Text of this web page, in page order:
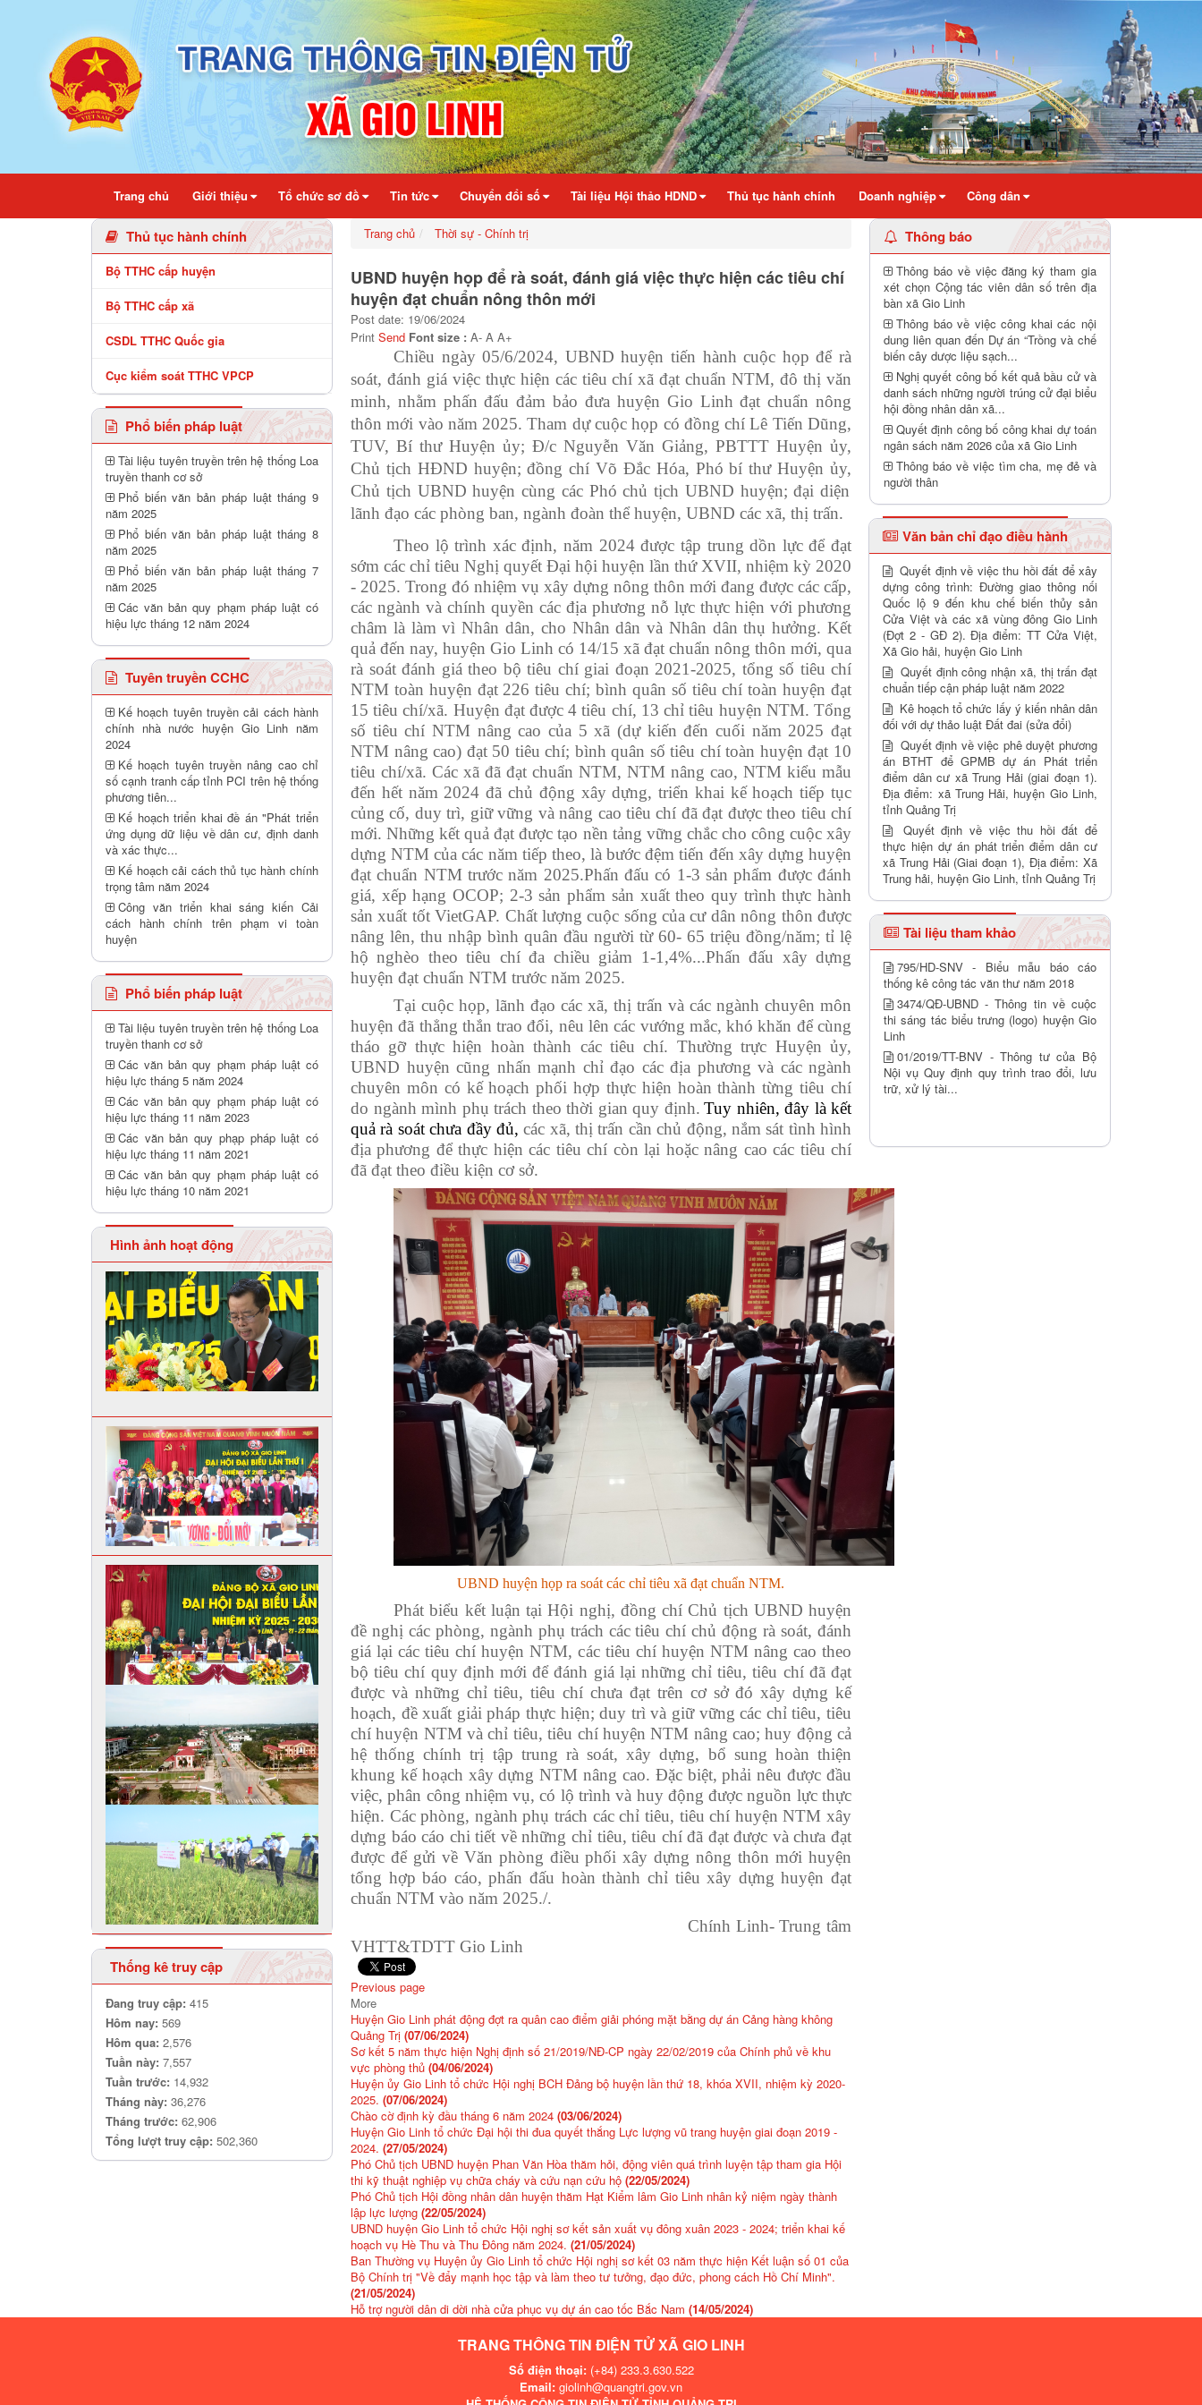
Chi tiết bài viết - Xã Gio Linh
Trang chủ Giới thiệu Tổ chức sơ đồ Tin tức Chuyển đổi số Tài liệu Hội thảo HDND Thủ tục hành chính Doanh nghiệp Công dân
Thủ tục hành chính
Bộ TTHC cấp huyện
Bộ TTHC cấp xã
CSDL TTHC Quốc gia
Cục kiểm soát TTHC VPCP
Phổ biến pháp luật
Tài liệu tuyên truyền trên hệ thống Loa
truyền thanh cơ sở
Phổ biến văn bản pháp luật tháng 9
năm 2025
Phổ biến văn bản pháp luật tháng 8
năm 2025
Phổ biến văn bản pháp luật tháng 7
năm 2025
Các văn bản quy phạm pháp luật có
hiệu lực tháng 12 năm 2024
Tuyên truyền CCHC
Kế hoạch tuyên truyền cải cách hành
chính nhà nước huyện Gio Linh năm
2024
Kế hoạch tuyên truyền nâng cao chỉ
số cạnh tranh cấp tỉnh PCI trên hệ thống
phương tiên...
Kế hoạch triển khai đề án "Phát triển
ứng dụng dữ liệu về dân cư, định danh
và xác thực...
Kế hoạch cải cách thủ tục hành chính
trọng tâm năm 2024
Công văn triển khai sáng kiến Cải
cách hành chính trên phạm vi toàn
huyện
Phổ biến pháp luật
Tài liệu tuyên truyền trên hệ thống Loa
truyền thanh cơ sở
Các văn bản quy phạm pháp luật có
hiệu lực tháng 5 năm 2024
Các văn bản quy phạm pháp luật có
hiệu lực tháng 11 năm 2023
Các văn bản quy phạp pháp luật có
hiệu lực tháng 11 năm 2021
Các văn bản quy phạm pháp luật có
hiệu lực tháng 10 năm 2021
Hình ảnh hoạt động
Thống kê truy cập
Đang truy cập: 415
Hôm nay: 569
Hôm qua: 2,576
Tuần này: 7,557
Tuần trước: 14,932
Tháng này: 36,276
Tháng trước: 62,906
Tổng lượt truy cập: 502,360
Trang chủ Thời sự - Chính trị
UBND huyện họp để rà soát, đánh giá việc thực hiện các tiêu chí
huyện đạt chuẩn nông thôn mới
Post date: 19/06/2024
Print Send Font size : A- A A+
Chiều ngày 05/6/2024, UBND huyện tiến hành cuộc họp đểrà
soát, đánh giá việc thực hiện các tiêu chí xã đạt chuẩn NTM, đô thị văn
minh, nhằm phấn đấu đảm bảo đưa huyện Gio Linh đạt chuẩn nông
thôn mới vào năm 2025.Tham dự cuộc họp có đồng chí Lê Tiến Dũng,
TUV, Bí thư Huyện ủy; Đ/c Nguyễn Văn Giảng, PBTTT Huyện ủy,
Chủ tịch HĐND huyện; đồng chíVõ Đắc Hóa, Phó bí thưHuyện ủy,
Chủ tịch UBND huyệncùng các Phó chủ tịch UBND huyện; đại diện
lãnh đạo các phòng ban, ngành đoàn thể huyện, UBND các xã, thị trấn.
Theo lộ trình xác định, năm 2024 được tập trung dồn lực để đạt
sớm các chỉ tiêu Nghị quyết Đại hội huyện lần thứ XVII, nhiệm kỳ 2020
- 2025. Trong đó nhiệm vụ xây dựng nông thôn mới đang được các cấp,
các ngành và chính quyền các địa phương nỗ lực thực hiện với phương
châm là làm vì Nhân dân, cho Nhân dân và Nhân dân thụ hưởng. Kết
quả đến nay, huyện Gio Linh có 14/15 xã đạt chuẩn nông thôn mới, qua
rà soát đánh giá theo bộ tiêu chí giai đoạn 2021-2025, tổng số tiêu chí
NTM toàn huyện đạt 226 tiêu chí; bình quân số tiêu chí toàn huyện đạt
15 tiêu chí/xã. Huyện đạt được 4 tiêu chí, 13 chỉ tiêu huyện NTM. Tổng
số tiêu chí NTM nâng cao của 5 xã (dự kiến đến cuối năm 2025 đạt
NTM nâng cao) đạt 50 tiêu chí; bình quân số tiêu chí toàn huyện đạt 10
tiêu chí/xã. Các xã đã đạt chuẩn NTM, NTM nâng cao, NTM kiểu mẫu
đến hết năm 2024 đã chủ động xây dựng, triển khai kế hoạch tiếp tục
củng cố, duy trì, giữ vững và nâng cao tiêu chí đã đạt được theo tiêu chí
mới. Những kết quả đạt được tạo nền tảng vững chắc cho công cuộc xây
dựng NTM của các năm tiếp theo, là bước đệm tiến đến xây dựng huyện
đạt chuẩn NTM trước năm 2025.Phấn đấu có 1-3 sản phẩm được đánh
giá, xếp hạng OCOP; 2-3 sản phẩm sản xuất theo quy trình thực hành
sản xuất tốt VietGAP. Chất lượng cuộc sống của cư dân nông thôn được
nâng lên, thu nhập bình quân đầu người từ 60- 65 triệu đồng/năm; tỉ lệ
hộ nghèo theo tiêu chí đa chiều giảm 1-1,4%...Phấn đấu xây dựng
huyện đạt chuẩn NTM trước năm 2025.
Tại cuộc họp, lãnh đạo các xã, thị trấn và các ngành chuyên môn
huyện đã thẳng thắn trao đổi, nêu lên các vướng mắc, khó khăn để cùng
tháo gỡ thực hiện hoàn thành các tiêu chí. Thường trực Huyện ủy,
UBND huyện cũng nhấn mạnh chỉ đạo các địa phương và các ngành
chuyên môn có kế hoạch phối hợp thực hiện hoàn thành từng tiêu chí
do ngành mình phụ trách theo thời gian quy định. Tuy nhiên, đây là kết
quả rà soát chưa đầy đủ,các xã, thị trấn cần chủ động, nắm sát tình hình
địa phương để thực hiện các tiêu chí còn lại hoặc nâng cao các tiêu chí
đã đạt theo điều kiện cơ sở.
UBND huyện họp ra soát các chỉ tiêu xã đạt chuẩn NTM.
Phát biểu kết luận tại Hội nghị, đồng chí Chủ tịch UBND huyện
đề nghị các phòng, ngành phụ trách các tiêu chí chủ động rà soát, đánh
giá lại các tiêu chí huyện NTM, các tiêu chí huyện NTM nâng cao theo
bộ tiêu chí quy định mới để đánh giá lại những chỉ tiêu, tiêu chí đã đạt
được và những chỉ tiêu, tiêu chí chưa đạt trên cơ sở đó xây dựng kế
hoạch, đề xuất giải pháp thực hiện; duy trì và giữ vững các chỉ tiêu, tiêu
chí huyện NTM và chỉ tiêu, tiêu chí huyện NTM nâng cao; huy động cả
hệ thống chính trị tập trung rà soát, xây dựng, bổ sung hoàn thiện
khung kế hoạch xây dựng NTM nâng cao. Đặc biệt, phải nêu được đầu
việc, phân công nhiệm vụ, có lộ trình và huy động được nguồn lực thực
hiện. Các phòng, ngành phụ trách các chỉ tiêu, tiêu chí huyện NTM xây
dựng báo cáo chi tiết về những chỉtiêu, tiêu chí đã đạt được và chưa đạt
được để gửi về Văn phòng điều phối xây dựng nông thôn mới huyện
tổng hợp báo cáo, phấn đấu hoàn thành chỉ tiêu xây dựng huyện đạt
chuẩn NTM vào năm 2025./.
Chính Linh- Trung tâm
VHTT&TDTT Gio Linh
Previous page
More
Huyện Gio Linh phát động đợt ra quân cao điểm giải phóng mặt bằng dự án Cảng hàng không
Quảng Trị (07/06/2024)
Sơ kết 5 năm thực hiện Nghị định số 21/2019/NĐ-CP ngày 22/02/2019 của Chính phủ về khu
vực phòng thủ (04/06/2024)
Huyện ủy Gio Linh tổ chức Hội nghị BCH Đảng bộ huyện lần thứ 18, khóa XVII, nhiệm kỳ 2020-
2025. (07/06/2024)
Chào cờ định kỳ đầu tháng 6 năm 2024 (03/06/2024)
Huyện Gio Linh tổ chức Đại hội thi đua quyết thắng Lực lượng vũ trang huyện giai đoạn 2019 -
2024. (27/05/2024)
Phó Chủ tịch UBND huyện Phan Văn Hòa thăm hỏi, động viên quá trình luyện tập tham gia Hội
thi kỹ thuật nghiệp vụ chữa cháy và cứu nạn cứu hộ (22/05/2024)
Phó Chủ tịch Hội đồng nhân dân huyện thăm Hạt Kiểm lâm Gio Linh nhân kỷ niệm ngày thành
lập lực lượng (22/05/2024)
UBND huyện Gio Linh tổ chức Hội nghị sơ kết sản xuất vụ đông xuân 2023 - 2024; triển khai kế
hoạch vụ Hè Thu và Thu Đông năm 2024. (21/05/2024)
Ban Thường vụ Huyện ủy Gio Linh tổ chức Hội nghị sơ kết 03 năm thực hiện Kết luận số 01 của
Bộ Chính trị "Về đẩy mạnh học tập và làm theo tư tưởng, đạo đức, phong cách Hồ Chí Minh".
(21/05/2024)
Hỗ trợ người dân di dời nhà cửa phục vụ dự án cao tốc Bắc Nam (14/05/2024)
Thông báo
Thông báo về việc đăng ký tham gia
xét chọn Cộng tác viên dân số trên địa
bàn xã Gio Linh
Thông báo về việc công khai các nội
dung liên quan đến Dự án “Trồng và chế
biến cây dược liệu sạch...
Nghị quyết công bố kết quả bầu cử và
danh sách những người trúng cử đại biểu
hội đồng nhân dân xã...
Quyết định công bố công khai dự toán
ngân sách năm 2026 của xã Gio Linh
Thông báo về việc tìm cha, mẹ đẻ và
người thân
Văn bản chỉ đạo điều hành
Quyết định về việc thu hồi đất để xây
dựng công trình: Đường giao thông nối
Quốc lộ 9 đến khu chế biến thủy sản
Cửa Việt và các xã vùng đông Gio Linh
(Đợt 2 - GĐ 2). Địa điểm: TT Cửa Việt,
Xã Gio hải, huyện Gio Linh
Quyết định công nhận xã, thị trấn đạt
chuẩn tiếp cận pháp luật năm 2022
Kê hoạch tổ chức lấy ý kiến nhân dân
đối với dự thảo luật Đất đai (sửa đổi)
Quyết định về việc phê duyệt phương
án BTHT để GPMB dự án Phát triển
điểm dân cư xã Trung Hải (giai đoạn 1).
Địa điểm: xã Trung Hải, huyện Gio Linh,
tỉnh Quảng Trị
Quyết định về việc thu hồi đất để
thực hiện dự án phát triển điểm dân cư
xã Trung Hải (Giai đoạn 1), Địa điểm: Xã
Trung hải, huyện Gio Linh, tỉnh Quảng Trị
Tài liệu tham khảo
795/HD-SNV - Biểu mẫu báo cáo
thống kê công tác văn thư năm 2018
3474/QĐ-UBND - Thông tin về cuộc
thi sáng tác biểu trưng (logo) huyện Gio
Linh
01/2019/TT-BNV - Thông tư của Bộ
Nội vụ Quy định quy trình trao đổi, lưu
trữ, xử lý tài...
TRANG THÔNG TIN ĐIỆN TỬ XÃ GIO LINH
Số điện thoại:(+84) 233.3.630.522
Email: giolinh@quangtri.gov.vn